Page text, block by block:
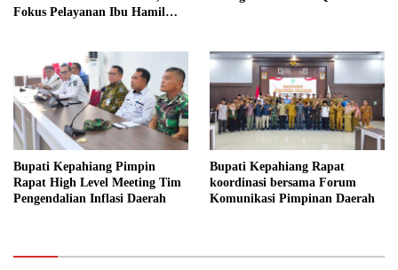
Fokus Pelayanan Ibu Hamil
Bupati Kepahiang Pimpin
Rapat High Level Meeting Tim
Pengendalian Inflasi Daerah
Bupati Kepahiang Rapat
koordinasi bersama Forum
Komunikasi Pimpinan Daerah